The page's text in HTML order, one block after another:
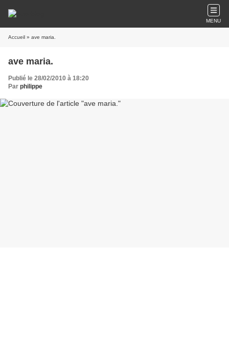
MENU
Accueil » ave maria.
ave maria.
Publié le 28/02/2010 à 18:20
Par philippe